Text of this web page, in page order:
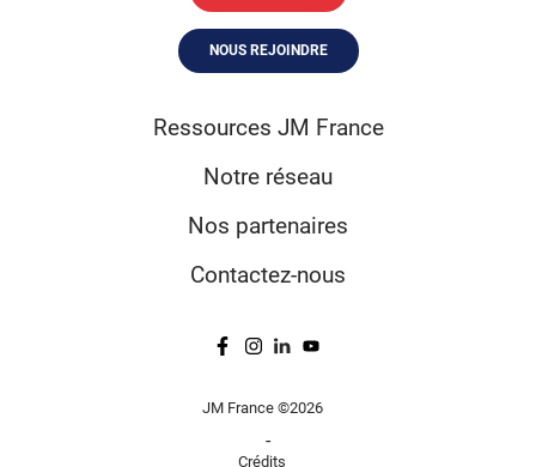
NOUS REJOINDRE
Ressources JM France
Notre réseau
Nos partenaires
Contactez-nous
JM France ©2026
-
Crédits